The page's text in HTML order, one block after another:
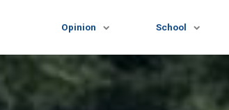
Opinion School